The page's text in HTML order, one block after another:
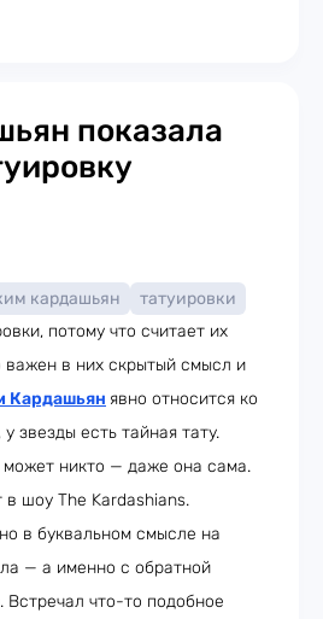
показала
кардашьян
татуировки
потому что считает их
важен в них скрытый смысл и
Кардашьян явно относится ко
звезды есть тайная тату.
может никто — даже она сама.
в шоу The Kardashians.
в буквальном смысле на
— а именно с обратной
Встречал что-то подобное